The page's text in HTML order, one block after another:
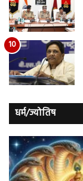
धर्म/ज्योतिष